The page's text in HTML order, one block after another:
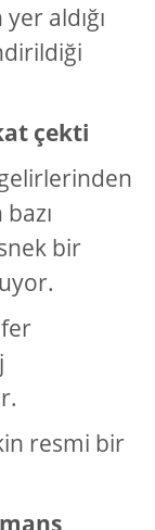
aldığı
çekti
bir
resmi bir